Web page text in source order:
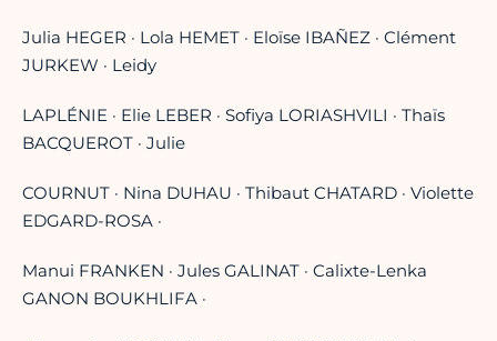
Julia HEGER · Lola HEMET · Eloïse IBAÑEZ · Clément
JURKEW · Leidy
LAPLÉNIE · Elie LEBER · Sofiya LORIASHVILI · Thaïs
BACQUEROT · Julie
COURNUT · Nina DUHAU · Thibaut CHATARD · Violette
EDGARD-ROSA ·
Manui FRANKEN · Jules GALINAT · Calixte-Lenka
GANON BOUKHLIFA ·